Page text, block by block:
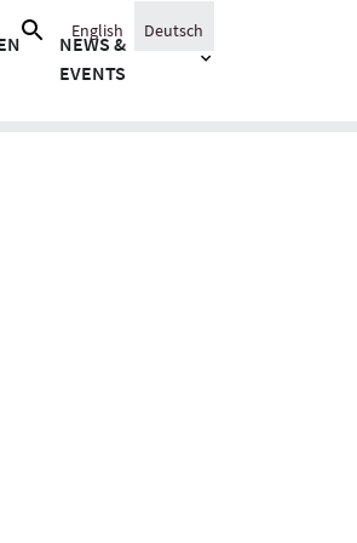
NEWS &
EVENTS
Suche
English Deutsch